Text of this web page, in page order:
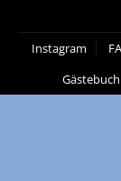
Instagram
Gästebuch